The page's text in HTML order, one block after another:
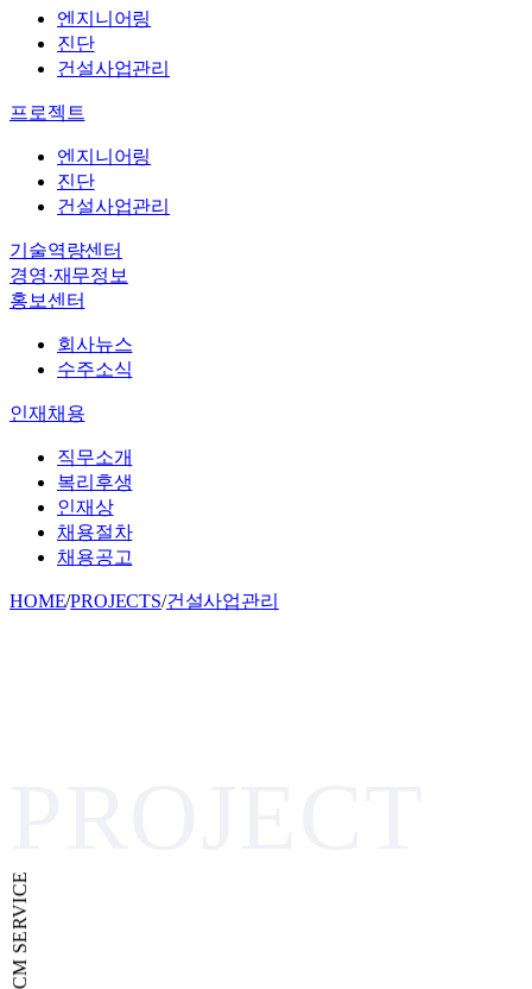
바로가기→
바로가기→
회사뉴스
직무소개
복리후생
채용절차
채용공고
엔지니어링
진단
건설사업관리
프로젝트
엔지니어링
진단
건설사업관리
기술역량센터
경영·재무정보
홍보센터
회사뉴스
수주소식
인재채용
직무소개
복리후생
인재상
채용절차
채용공고
HOME/PROJECTS/건설사업관리
CM SERVICE